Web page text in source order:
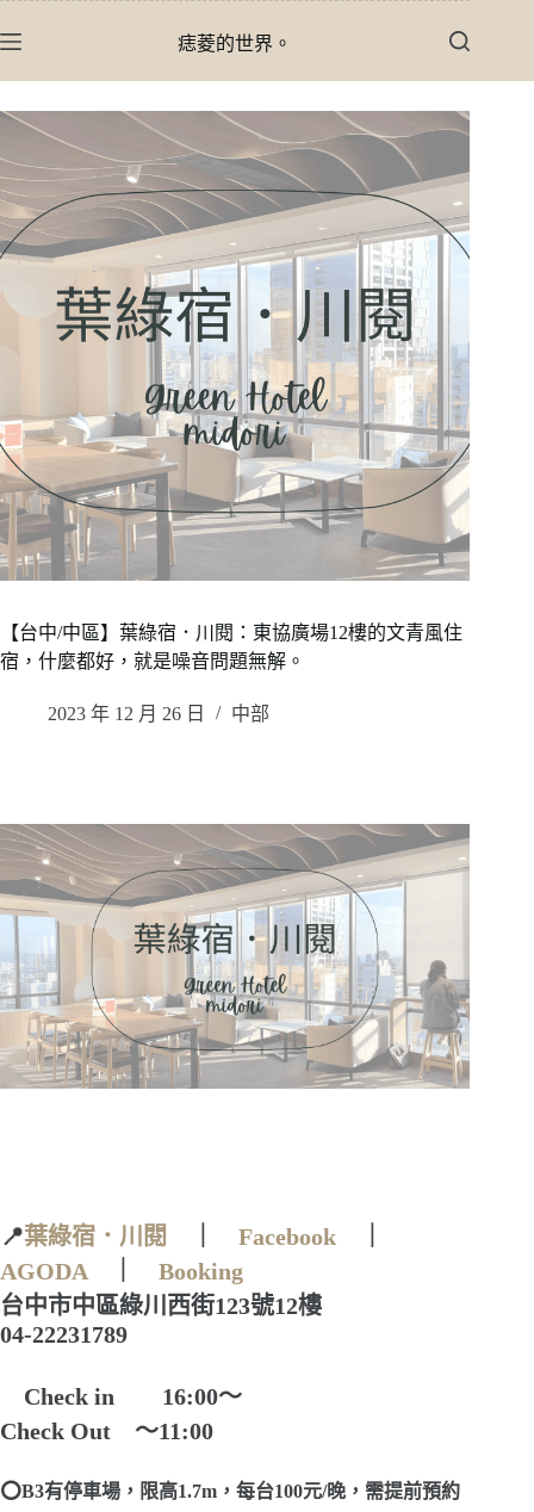
至
容
痣菱的世界。
【台中/中區】葉綠宿．川閱：東協廣場12樓的文青風住
宿，什麼都好，就是噪音問題無解。
2023 年 12 月 26 日 中部
📍葉綠宿．川閱 Facebook
AGODA
Booking
台中市中區綠川西街123號12樓
04-22231789
Check in 16:00～
Check Out ～11:00
⭕B3有停車場，限高1.7m，每台100元/晚，需提前預約